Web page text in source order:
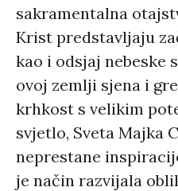
sakramentalna
Krist predstavljaju
kao i odsjaj nebeske
ovoj zemlji sjena i
krhkost s velikim
svjetlo, Sveta Majka
neprestane
je način razvijala